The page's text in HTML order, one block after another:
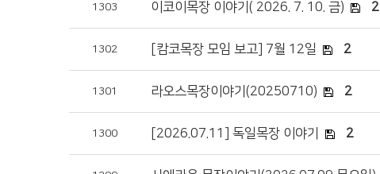
1303 이코이목장 이야기( 2026. 7. 10. 금) 2
1302 [캄코목장 모임 보고] 7월 12일 2
1301 라오스목장이야기(20250710) 2
1300 [2026.07.11] 독일목장 이야기 2